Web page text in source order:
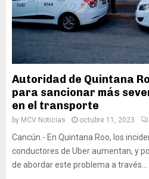
Autoridad de Quintana
para sancionar más
en el transporte
by MCV Noticias octubre 11, 2023
Cancún.- En Quintana Roo, los
conductores de Uber aumentan, y
de abordar este problema a través...